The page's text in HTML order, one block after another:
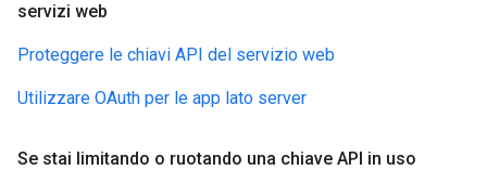
servizi web
Proteggere le chiavi API del servizio web
Utilizzare OAuth per le app lato server
Se stai limitando o ruotando una chiave API in uso